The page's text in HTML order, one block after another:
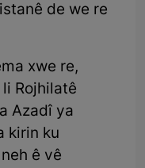
de we re
xwe re,
Rojhilatê
Azadî ya
kirin ku
ê vê